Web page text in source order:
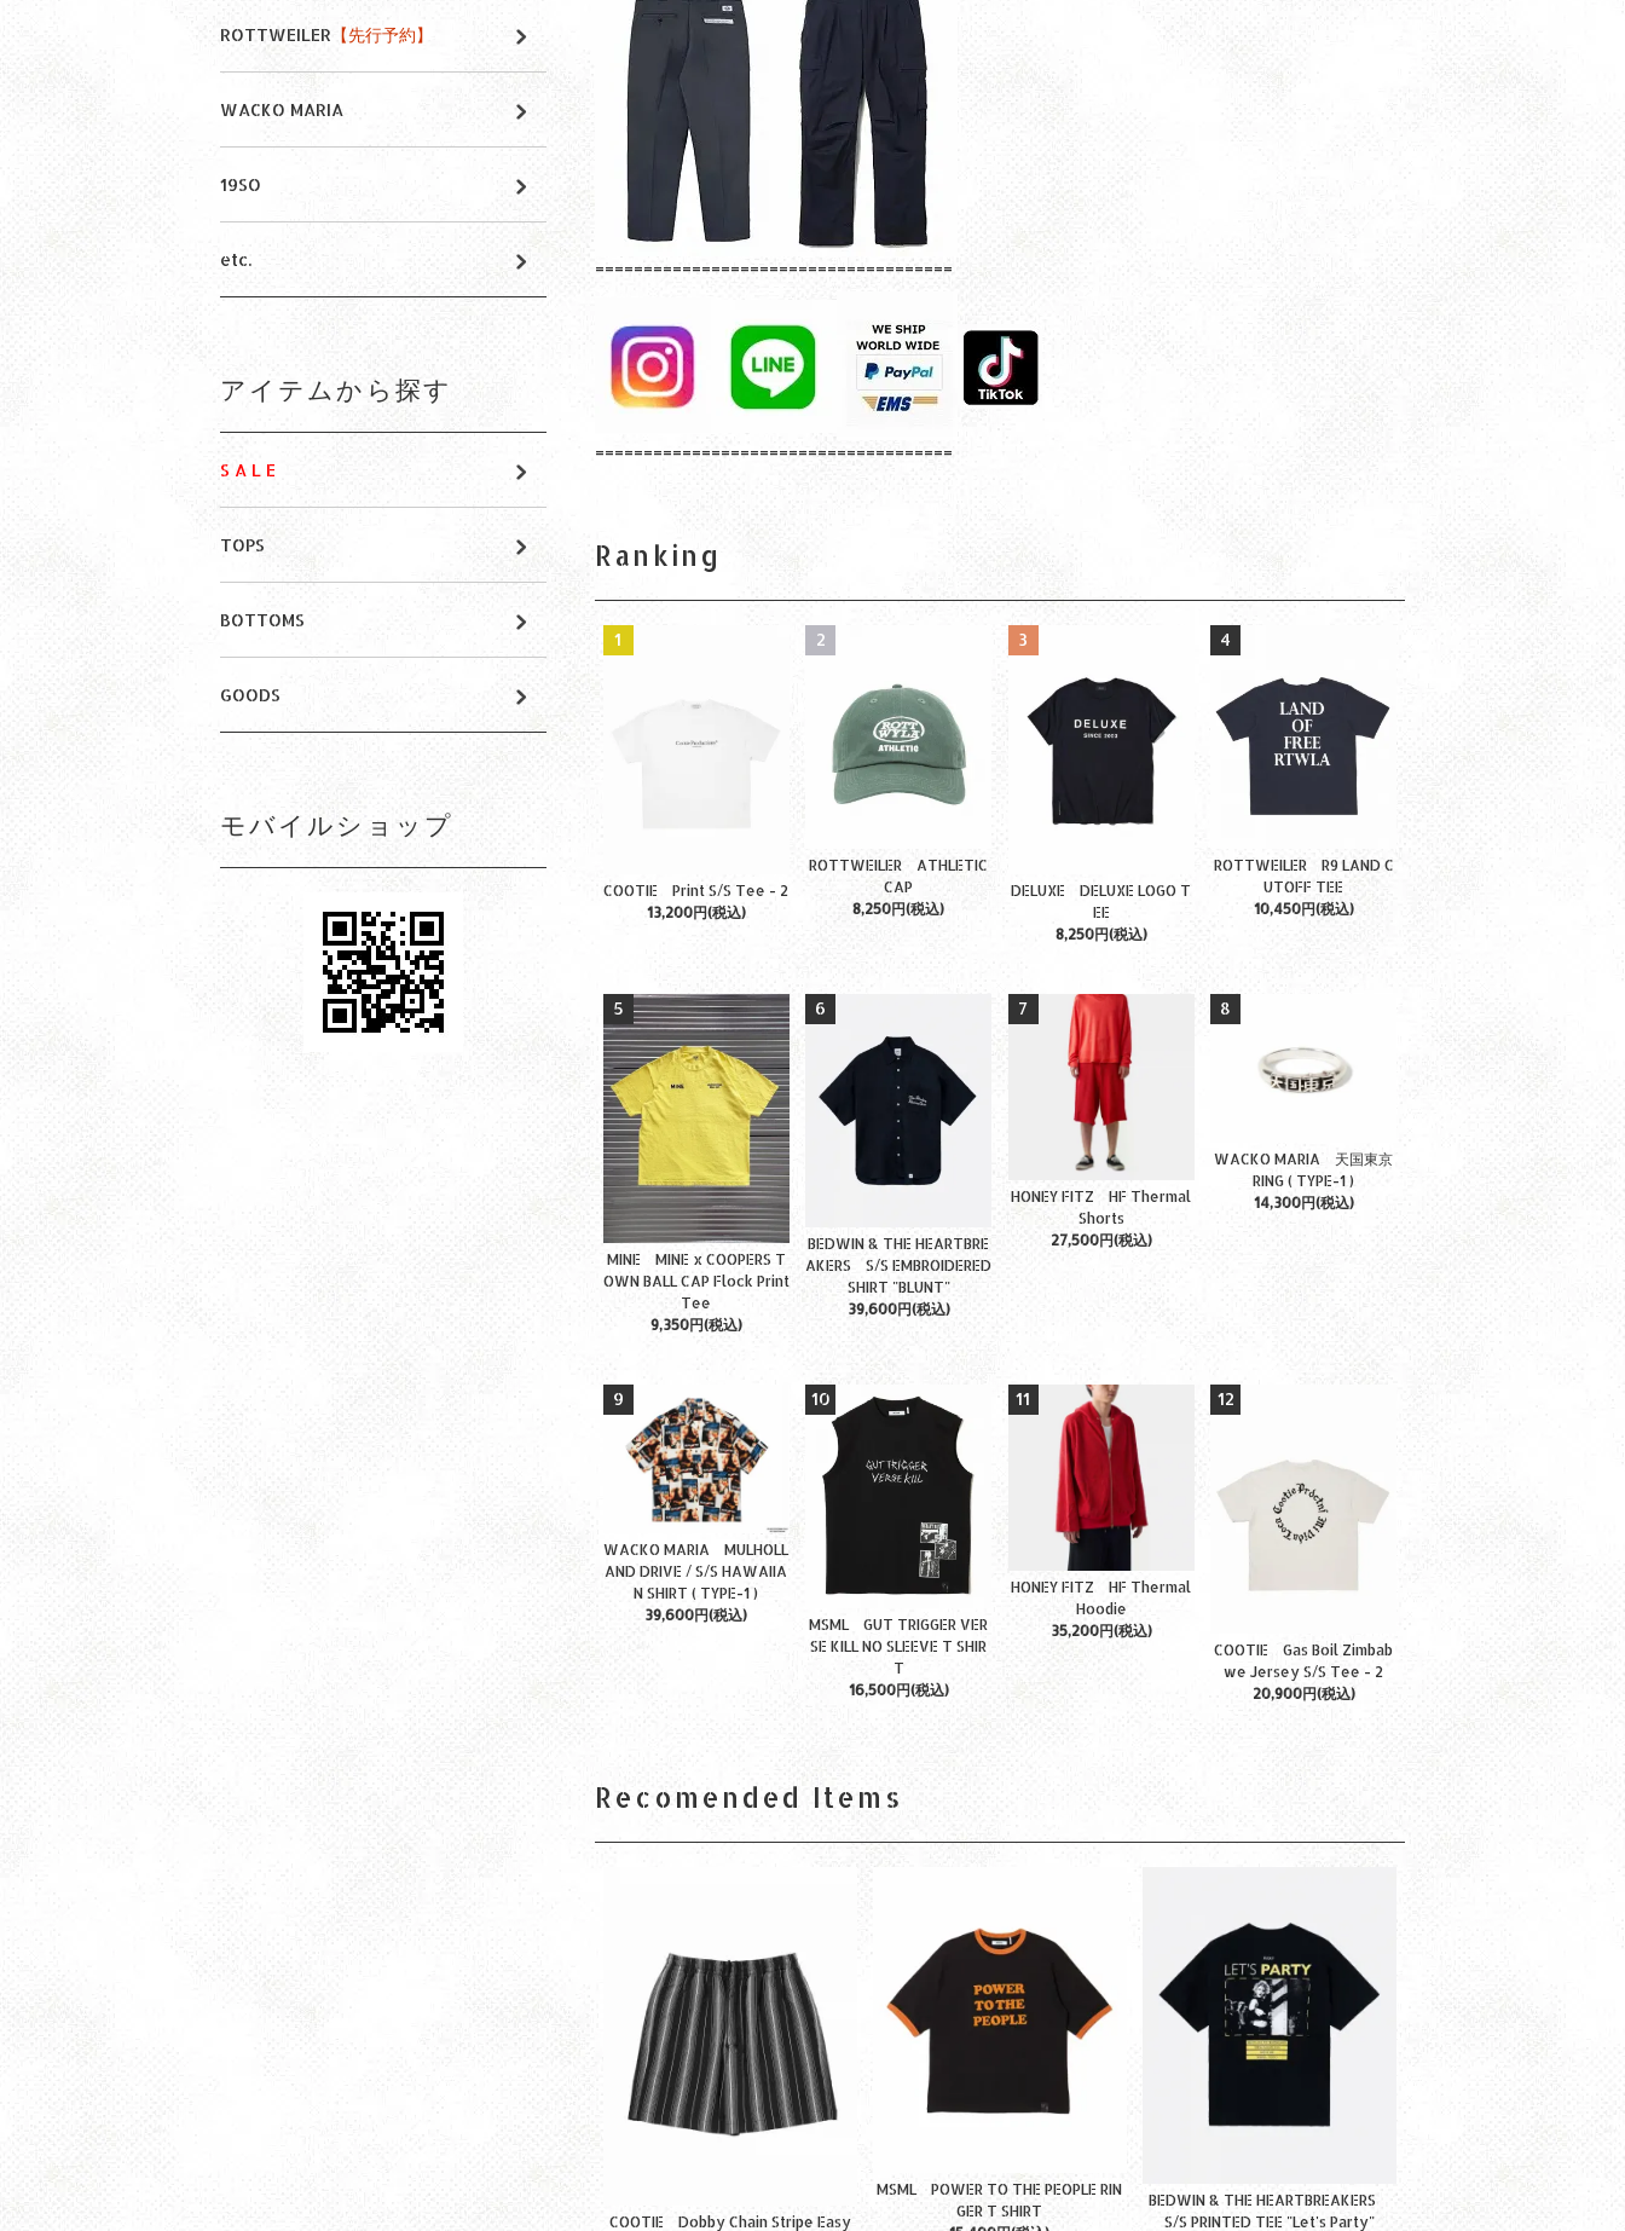
=====================================
=====================================
Ranking
1
COOTIE Print S/S Tee - 2
13,200円(税込)
2
ROTTWEILER ATHLETIC
CAP
8,250円(税込)
3
DELUXE DELUXE LOGO T
EE
8,250円(税込)
4
ROTTWEILER R9 LAND C
UTOFF TEE
10,450円(税込)
5
MINE MINE x COOPERS T
OWN BALL CAP Flock Print
Tee
9,350円(税込)
6
BEDWIN & THE HEARTBRE
AKERS S/S EMBROIDERED
SHIRT "BLUNT"
39,600円(税込)
7
HONEY FITZ HF Thermal
Shorts
27,500円(税込)
8
WACKO MARIA 天国東京
RING ( TYPE-1 )
14,300円(税込)
9
WACKO MARIA MULHOLL
AND DRIVE / S/S HAWAIIA
N SHIRT ( TYPE-1 )
39,600円(税込)
10
MSML GUT TRIGGER VER
SE KILL NO SLEEVE T SHIR
T
16,500円(税込)
11
HONEY FITZ HF Thermal
Hoodie
35,200円(税込)
12
COOTIE Gas Boil Zimbab
we Jersey S/S Tee - 2
20,900円(税込)
Recomended Items
COOTIE Dobby Chain Stripe Easy
MSML POWER TO THE PEOPLE RIN
GER T SHIRT
BEDWIN & THE HEARTBREAKERS
S/S PRINTED TEE "Let's Party"
ROTTWEILER 【先行予約】
WACKO MARIA
19SO
etc.
アイテムから探す
S A L E
TOPS
BOTTOMS
GOODS
モバイルショップ